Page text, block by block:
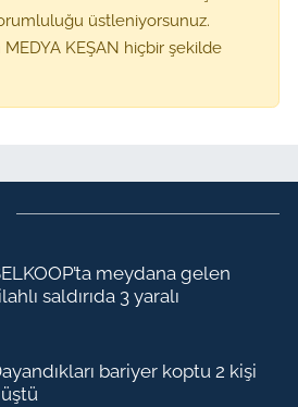
üstleniyorsunuz.
KEŞAN hiçbir şekilde
meydana gelen
saldırıda 3 yaralı
bariyer koptu 2 kişi